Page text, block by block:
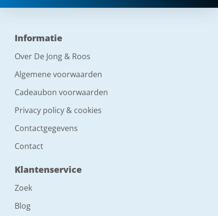
Informatie
Over De Jong & Roos
Algemene voorwaarden
Cadeaubon voorwaarden
Privacy policy & cookies
Contactgegevens
Contact
Klantenservice
Zoek
Blog